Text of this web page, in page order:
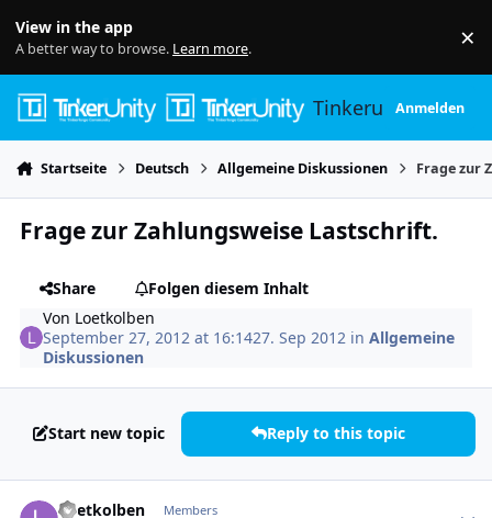
View in the app
A better way to browse. Learn more. ×
TinkerunityAnmelden
Startseite Deutsch Allgemeine Diskussionen Frage zur
Frage zur Zahlungsweise Lastschrift.
Share
Folgen diesem Inhalt
Von Loetkolben
September 27, 2012 at 16:1427. Sep 2012 inAllgemeine
Diskussionen
Start new topic Reply to this topic
Loetkolben Members